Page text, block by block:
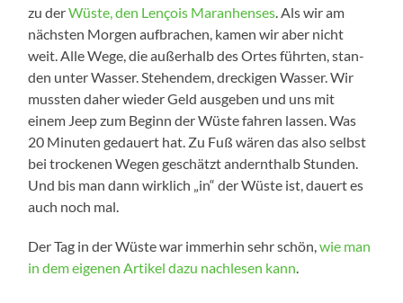
zu derWüs­te, den Len­çois Maran­hen­ses. Als wir am
nächs­ten Mor­gen auf­bra­chen, kamen wir aber nicht
weit. Alle Wege, die außer­halb des Ortes führ­ten, stan­
den unter Was­ser. Ste­hen­dem, dre­cki­gen Was­ser. Wir
muss­ten daher wie­der Geld aus­ge­ben und uns mit
einem Jeep zum Beginn der Wüs­te fah­ren las­sen. Was
20 Minu­ten gedau­ert hat. Zu Fuß wären das also selbst
bei tro­cke­nen Wegen geschätzt andernt­halb Stun­den.
Und bis man dann wirk­lich „in“ der Wüs­te ist, dau­ert es
auch noch mal.
Der Tag in der Wüs­te war immer­hin sehr schön,wie man
in dem eige­nen Arti­kel dazu nach­le­sen kann.